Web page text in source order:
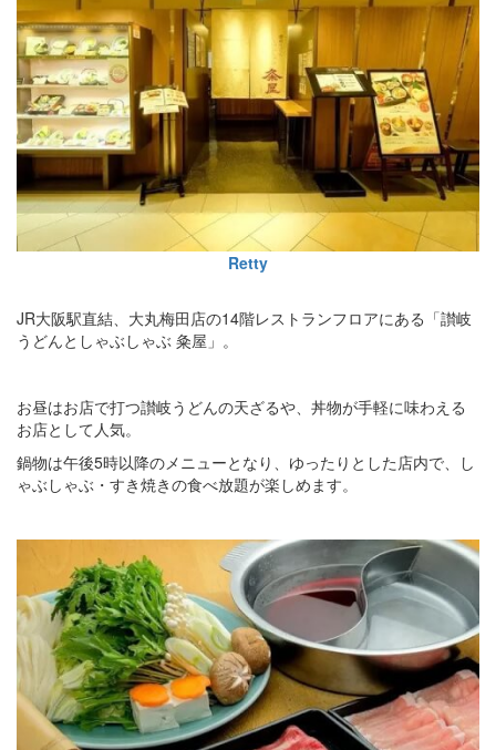
Retty
JR大阪駅直結、大丸梅田店の14階レストランフロアにある「讃岐
うどんとしゃぶしゃぶ 粂屋」。
お昼はお店で打つ讃岐うどんの天ざるや、丼物が手軽に味わえる
お店として人気。
鍋物は午後5時以降のメニューとなり、ゆったりとした店内で、し
ゃぶしゃぶ・すき焼きの食べ放題が楽しめます。